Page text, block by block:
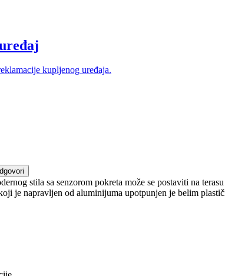
kupljenog uređaja.
stila sa senzorom pokreta može se postaviti na
je napravljen od aluminijuma upotpunjen je belim